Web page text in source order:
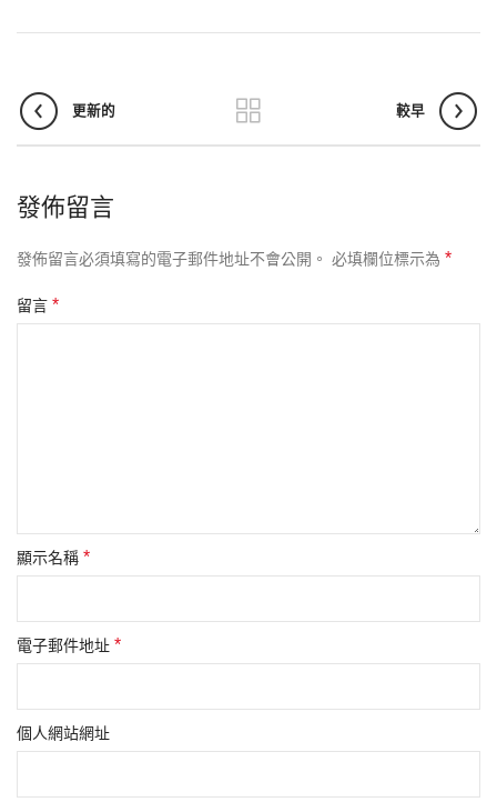
更新的 較早
發佈留言
發佈留言必須填寫的電子郵件地址不會公開。 必填欄位標示為 *
留言 *
顯示名稱 *
電子郵件地址 *
個人網站網址